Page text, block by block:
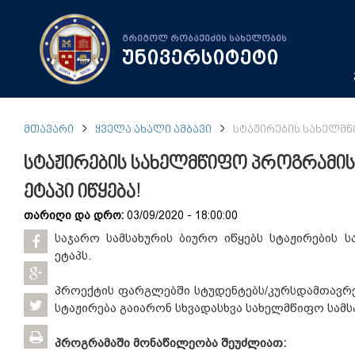
გრიგოლ რობაქიძის სახელობის
უნივერსიტეტი
ᲛᲗᲐᲕᲐᲠᲘ ᲧᲕᲔᲚᲐ ᲐᲮᲐᲚᲘ ᲐᲛᲑᲐᲕᲘ ᲡᲢᲐᲟᲘᲠᲔᲑᲘᲡ
სტაჟირების სახელმწიფო
ეტაპი იწყება!
თარიღი და დრო: 03/09/2020 - 18:00:00
საჯარო სამსახურის ბიურო იწყებს სტაჟირების
ეტაპს.
პროექტის ფარგლებში სტუდენტებს/
სტაჟირება გაიარონ სხვადასხვა სახელმწიფო
პროგრამაში მონაწილეობა შეუძლიათ: